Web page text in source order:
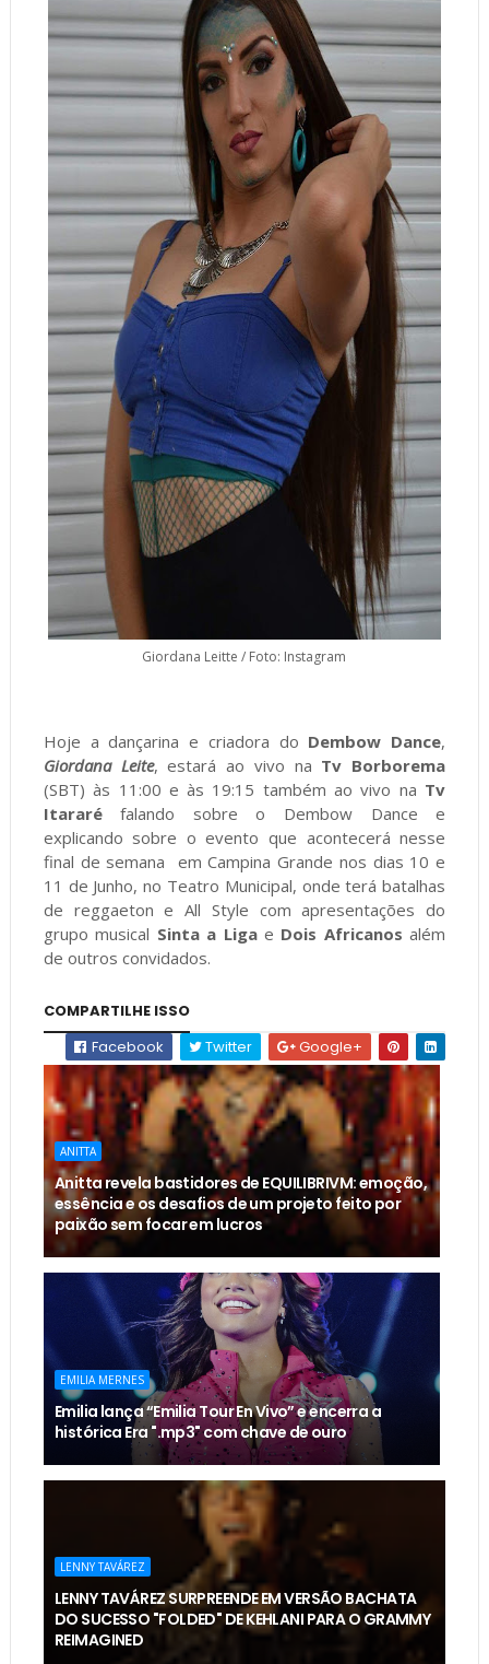
Giordana Leitte / Foto: Instagram
Hoje a dançarina e criadora do Dembow Dance,
Giordana Leite, estará ao vivo na Tv Borborema
(SBT) às 11:00 e às 19:15 também ao vivo na Tv
Itararéfalando sobre o Dembow Dance e
explicando sobre o evento que acontecerá nesse
final de semana em Campina Grande nos dias 10 e
11 de Junho, no Teatro Municipal, onde terá batalhas
de reggaeton e All Style com apresentações do
grupo musical Sinta a Ligae Dois Africanos além
de outros convidados.
COMPARTILHE ISSO
Facebook
Twitter Google+
ANITTA
Anitta revela bastidores de EQUILIBRIVM: emoção,
essência e os desafios de um projeto feito por
paixão sem focar em lucros
EMILIA MERNES
Emilia lança “Emilia Tour En Vivo” e encerra a
histórica Era ".mp3" com chave de ouro
LENNY TAVÁREZ
LENNY TAVÁREZ SURPREENDE EM VERSÃO BACHATA
DO SUCESSO "FOLDED" DE KEHLANI PARA O GRAMMY
REIMAGINED